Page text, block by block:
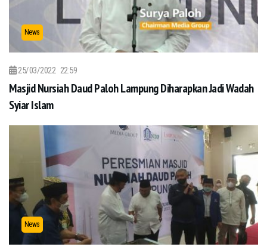
News
25/03/2022 22:59
Masjid Nursiah Daud Paloh Lampung Diharapkan Jadi Wadah
Syiar Islam
News